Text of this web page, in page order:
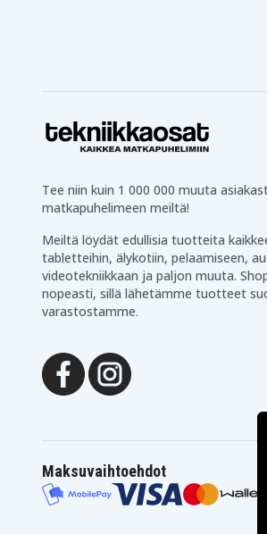
Tee niin kuin 1 000 000 muuta
matkapuhelimeen meiltä!
Meiltä löydät edullisia tuotteita
tabletteihin, älykotiin, pelaamiseen,
videotekniikkaan ja paljon muuta.
nopeasti, sillä lähetämme tuotteet
varastostamme.
Maksuvaihtoehdot